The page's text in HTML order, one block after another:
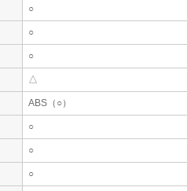
○
○
○
△
ABS（○）
○
○
○